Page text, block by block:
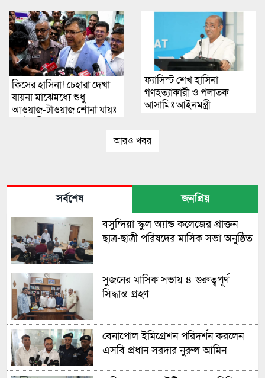
কিসের হাসিনা! চেহারা দেখা
যায়না মাঝেমধ্যে শুধু
আওয়াজ-টাওয়াজ শোনা যায়ঃ
ফ্যাসিস্ট শেখ হাসিনা
গণহত্যাকারী ও পলাতক
আসামিঃ আইনমন্ত্রী
আরও খবর
সর্বশেষ জনপ্রিয়
বসুন্দিয়া স্কুল অ্যান্ড কলেজের প্রাক্তন
ছাত্র-ছাত্রী পরিষদের মাসিক সভা অনুষ্ঠিত
সুজনের মাসিক সভায় ৪ গুরুত্বপূর্ণ
সিদ্ধান্ত গ্রহণ
বেনাপোল ইমিগ্রেশন পরিদর্শন করলেন
এসবি প্রধান সরদার নুরুল আমিন